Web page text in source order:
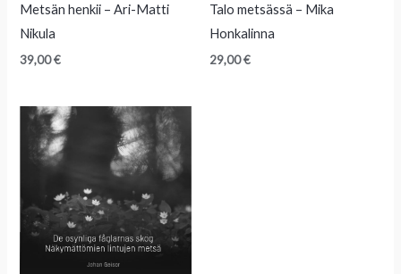
Metsän henkii – Ari-Matti
Nikula
39,00€
Talo metsässä – Mika
Honkalinna
29,00€